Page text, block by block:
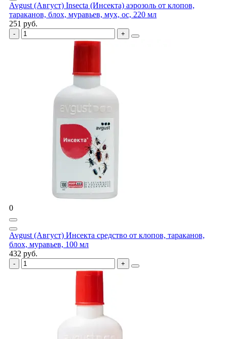
Avgust (Август) Insecta (Инсекта) аэрозоль от клопов,
тараканов, блох, муравьев, мух, ос, 220 мл
251 руб.
0
Avgust (Август) Инсекта средство от клопов, тараканов,
блох, муравьев, 100 мл
432 руб.